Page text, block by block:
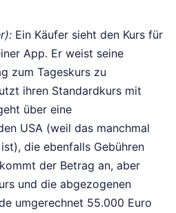
Ein Käufer sieht den Kurs für
App. Er weist seine
zum Tageskurs zu
ihren Standardkurs mit
über eine
USA (weil das manchmal
die ebenfalls Gebühren
der Betrag an, aber
und die abgezogenen
umgerechnet 55.000 Euro